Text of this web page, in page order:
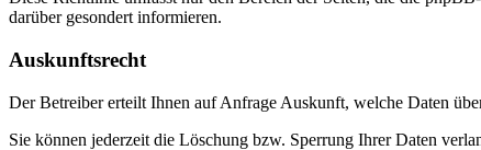
darüber gesondert informieren.
Auskunftsrecht
Der Betreiber erteilt Ihnen auf Anfrage Auskunft, welche Daten
Sie können jederzeit die Löschung bzw. Sperrung Ihrer Daten